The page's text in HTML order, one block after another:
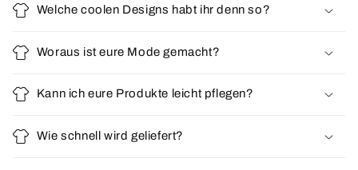
Welche coolen Designs habt ihr denn so?
Woraus ist eure Mode gemacht?
Kann ich eure Produkte leicht pflegen?
Wie schnell wird geliefert?